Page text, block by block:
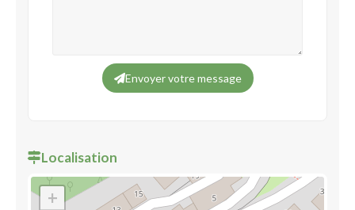
Envoyer votre message
Localisation
+